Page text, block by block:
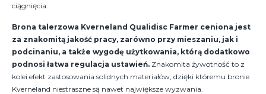
ciągnięcia.
Brona talerzowa Kverneland Qualidisc Farmer ceniona jest
za znakomitą jakość pracy, zarówno przy mieszaniu, jak i
podcinaniu, a także wygodę użytkowania, którą dodatkowo
podnosi łatwa regulacja ustawień. Znakomita żywotność to z
kolei efekt zastosowania solidnych materiałów, dzięki któremu bronie
Kverneland niestraszne są nawet największe wyzwania.